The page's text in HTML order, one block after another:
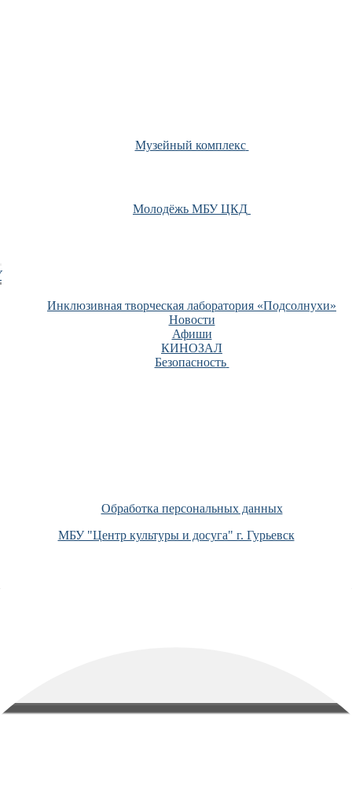
Музейный комплекс
Молодёжь МБУ ЦКД
Инклюзивная творческая лаборатория «Подсолнухи»
Новости
Афиши
КИНОЗАЛ
Безопасность
Обработка персональных данных
МБУ "Центр культуры и досуга" г. Гурьевск